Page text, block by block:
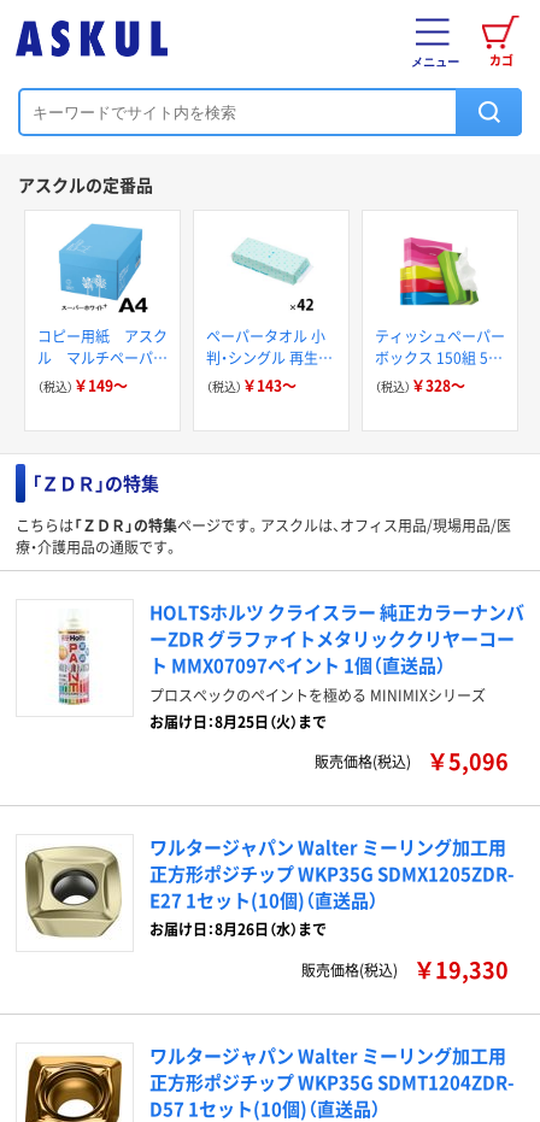
カゴ
メニュー
アスクルの定番品
コピー用紙 アスク
ル マルチペーパー
スーパーホワイト+
（税込） ￥149～
ペーパータオル 小
判・シングル 再生紙
200枚 FSC認証紙
（税込） ￥143～
ティッシュペーパー
ボックス 150組 5箱
入 アスクル スマー
（税込） ￥328～
「ＺＤＲ」の特集
こちらは「ＺＤＲ」の特集ページです。アスクルは、オフィス用品/現場用品/医
療・介護用品の通販です。
HOLTSホルツ クライスラー 純正カラーナンバ
ーZDR グラファイトメタリッククリヤーコー
ト MMX07097ペイント 1個（直送品）
プロスペックのペイントを極める MINIMIXシリーズ
お届け日：8月25日（火）まで
販売価格(税込)
￥5,096
ワルタージャパン Walter ミーリング加工用
正方形ポジチップ WKP35G SDMX1205ZDR-
E27 1セット(10個)（直送品）
お届け日：8月26日（水）まで
販売価格(税込)
￥19,330
ワルタージャパン Walter ミーリング加工用
正方形ポジチップ WKP35G SDMT1204ZDR-
D57 1セット(10個)（直送品）